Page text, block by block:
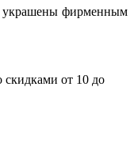
украшены фирменным
от 10 до